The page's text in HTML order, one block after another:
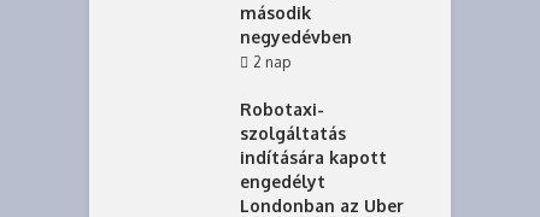
második
negyedévben
2 nap
Robotaxi-
szolgáltatás
indítására kapott
engedélyt
Londonban az Uber